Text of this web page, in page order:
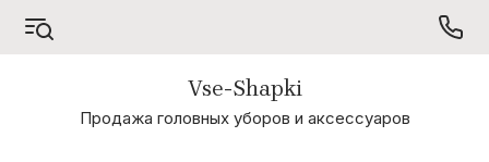
А - Я
Vse-Shapki
Продажа головных уборов и аксессуаров